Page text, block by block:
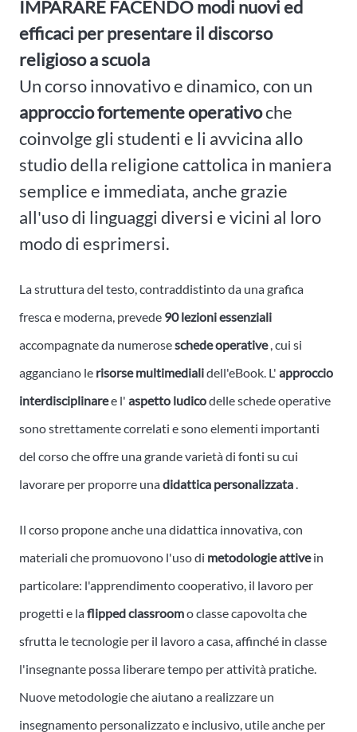
IMPARARE FACENDO modi nuovi ed
efficaci per presentare il discorso
religioso a scuola
Un corso innovativo e dinamico, con un
approccio fortemente operativoche
coinvolge gli studenti e li avvicina allo
studio della religione cattolica in maniera
semplice e immediata, anche grazie
all'uso di linguaggi diversi e vicini al loro
modo di esprimersi.
La struttura del testo, contraddistinto da una grafica
fresca e moderna, prevede 90 lezioni essenziali
accompagnate da numeroseschede operative, cui si
agganciano le risorse multimedialidell'eBook. L' approccio
interdisciplinaree l' aspetto ludicodelle schede operative
sono strettamente correlati e sono elementi importanti
del corso che offre una grande varietà di fonti su cui
lavorare per proporre unadidattica personalizzata
Il corso propone anche una didattica innovativa, con
materiali che promuovono l'uso di metodologie attivein
particolare: l'apprendimento cooperativo, il lavoro per
progetti e laflipped classroomo classe capovolta che
sfrutta le tecnologie per il lavoro a casa, affinché in classe
l'insegnante possa liberare tempo per attività pratiche.
Nuove metodologie che aiutano a realizzare un
insegnamento personalizzato e inclusivo, utile anche per